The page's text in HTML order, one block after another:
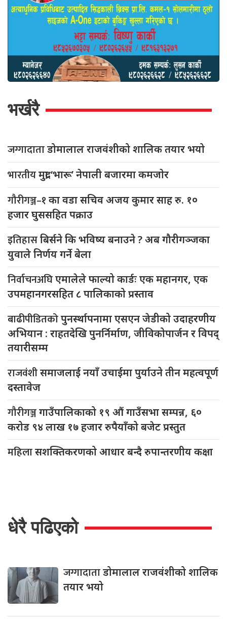
भर्खरै
जग्गादाताडोमालाल राजवंशीको शालिक तयार भयो
भारतीयमुद्रा ‘भारू’ नेपाली बजारमा कमजाेर
गौरीगञ्ज–१का वडा सचिव अजय कुमार साह रु. १०
हजार घुससहित पक्राउ
इतिहासबिर्सने कि भविष्य बनाउने ? अब गौरीगञ्जका
युवाले निर्णय गर्ने बेला
निर्वाचनअघिएमालेले फाल्यो कार्डः एक महानगर, एक
उपमहानगरसहित ८ पालिकाको प्रस्ताव
बाढीपीडितकोपुनर्स्थापनामा एसएन जेडीको उदाहरणीय
अभियान : राहतदेखि पुनर्निर्माण, जीविकोपार्जन र विपद्
तयारीसम्म
राजवंशीसमाजलाई नयाँ उचाईमा पुर्याउने तीन महत्वपूर्ण
दस्तावेज
गौरीगञ्जगाउँपालिकाको १९ औं गाउँसभा सम्पन्न, ६०
करोड ९४ लाख १७ हजार रुपैयाँको बजेट प्रस्तुत
महिलासशक्तिकरणको आधार बन्दै रुपान्तरणीय कक्षा
धेरै पढिएको
जग्गादाताडोमालाल राजवंशीको शालिक
तयार भयो